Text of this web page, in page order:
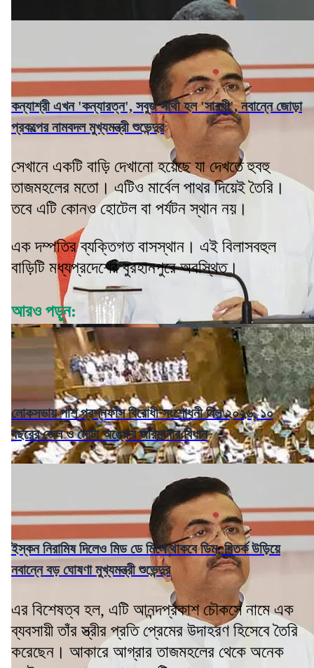
কন্যাশ্রী এখন 'কন্যারত্ন', সবুজ সাথী হল 'সারথী', নবান্নে জোড়া
প্রকল্পের নামবদল মুখ্যমন্ত্রী শুভেন্দুর
সেখানে একটি বাড়ি দেখানো হয়েছে যা দেখতে হুবহু
তাজমহলের মতো। এটিও মার্বেল পাথর দিয়েই তৈরি।
তবে এটি কোনও হোটেল বা পর্যটন স্থান নয়।
এক দম্পতির ব্যক্তিগত বাসস্থান। এই বিলাসবহুল
বাড়িটি মধ্যপ্রদেশের বুরহানপুরে অবস্থিত।
আরও পড়ুন:
লোকসভায় পাশ প্রশ্নফাঁস বিরোধী সংশোধনী বিল ২০২৬, ১০
বছরের জেল ও মোটা অঙ্কের জরিমানার বিধান
ইস্কন নিরামিষ দিলেও মিড ডে মিলে থাকবে ডিম, বিতর্ক উড়িয়ে
নবান্নে বড় ঘোষণা মুখ্যমন্ত্রী শুভেন্দুর
এর বিশেষত্ব হল, এটি আনন্দপ্রকাশ চৌকসে নামে এক
ব্যবসায়ী তাঁর স্ত্রীর প্রতি প্রেমের উদাহরণ হিসেবে তৈরি
করেছেন। আকারে আগ্রার তাজমহলের থেকে অনেক